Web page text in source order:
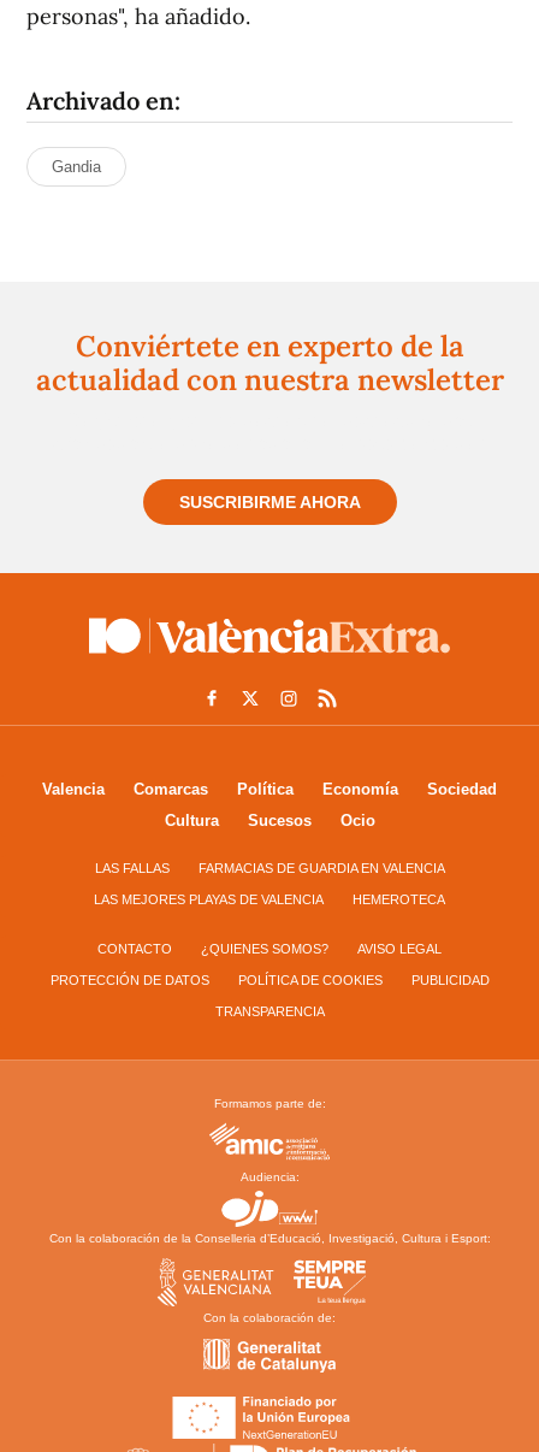
personas", ha añadido.
Archivado en:
Gandia
Conviértete en experto de la
actualidad con nuestra newsletter
SUSCRIBIRME AHORA
Valencia Comarcas Política Economía
Sociedad
Cultura
Sucesos Ocio
LAS FALLAS FARMACIAS DE GUARDIA EN VALENCIA
LAS MEJORES PLAYAS DE VALENCIA HEMEROTECA
CONTACTO ¿QUIENES SOMOS? AVISO LEGAL
PROTECCIÓN DE DATOS POLÍTICA DE COOKIES PUBLICIDAD
TRANSPARENCIA
Formamos parte de:
Audiencia:
Con la colaboración de la Conselleria d’Educació, Investigació, Cultura i Esport:
Con la colaboración de: